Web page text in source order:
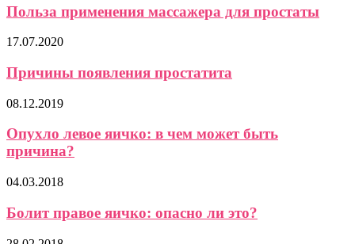
Польза применения массажера для простаты
17.07.2020
Причины появления простатита
08.12.2019
Опухло левое яичко: в чем может быть
причина?
04.03.2018
Болит правое яичко: опасно ли это?